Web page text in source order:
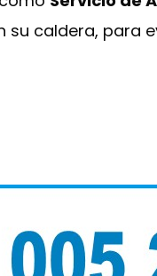
caldera,